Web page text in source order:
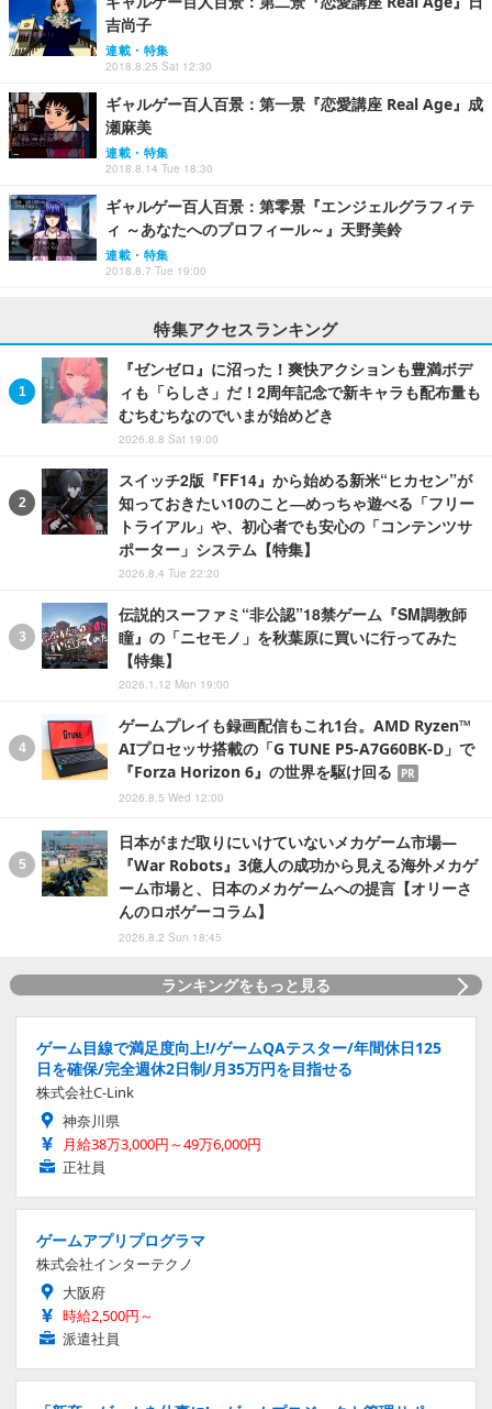
吉尚子
連載・特集
2018.8.25 Sat 12:30
ギャルゲー百人百景：第一景『恋愛講座 Real Age』成
瀬麻美
連載・特集
2018.8.14 Tue 18:30
ギャルゲー百人百景：第零景『エンジェルグラフィテ
ィ ～あなたへのプロフィール～』天野美鈴
連載・特集
2018.8.7 Tue 19:00
特集アクセスランキング
『ゼンゼロ』に沼った！爽快アクションも豊満ボデ
ィも「らしさ」だ！2周年記念で新キャラも配布量も
むちむちなのでいまが始めどき
2026.8.8 Sat 19:00
スイッチ2版『FF14』から始める新米“ヒカセン”が
知っておきたい10のこと―めっちゃ遊べる「フリー
トライアル」や、初心者でも安心の「コンテンツサ
ポーター」システム【特集】
2026.8.4 Tue 22:20
伝説的スーファミ“非公認”18禁ゲーム『SM調教師
瞳』の「ニセモノ」を秋葉原に買いに行ってみた
【特集】
2026.1.12 Mon 19:00
ゲームプレイも録画配信もこれ1台。AMD Ryzen™
AIプロセッサ搭載の「G TUNE P5-A7G60BK-D」で
『Forza Horizon 6』の世界を駆け回る
PR
2026.8.5 Wed 12:00
日本がまだ取りにいけていないメカゲーム市場―
『War Robots』3億人の成功から見える海外メカゲ
ーム市場と、日本のメカゲームへの提言【オリーさ
んのロボゲーコラム】
2026.8.2 Sun 18:45
ランキングをもっと見る
ゲーム目線で満足度向上!/ゲームQAテスター/年間休日125
日を確保/完全週休2日制/月35万円を目指せる
株式会社C-Link
神奈川県
月給38万3,000円～49万6,000円
正社員
ゲームアプリプログラマ
株式会社インターテクノ
大阪府
時給2,500円～
派遣社員